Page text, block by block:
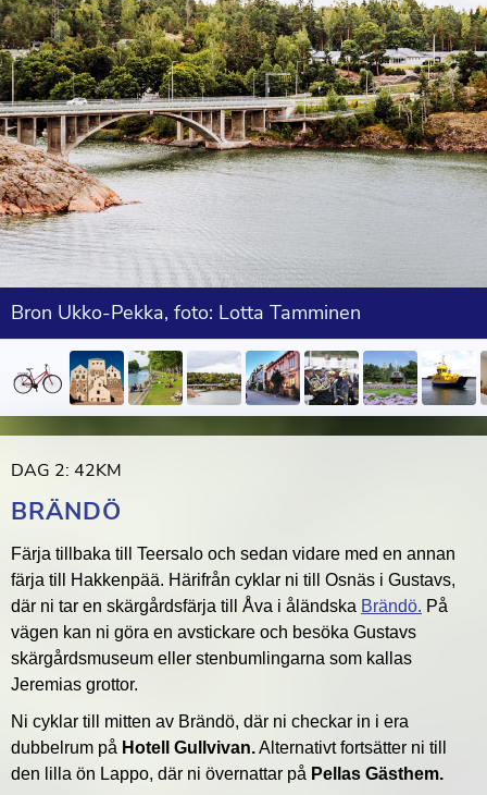
Bron Ukko-Pekka, foto: Lotta Tamminen
DAG 2: 42KM
BRÄNDÖ
Färja tillbaka till Teersalo och sedan vidare med en annan
färja till Hakkenpää. Härifrån cyklar ni till Osnäs i Gustavs,
där ni tar en skärgårdsfärja till Åva i åländska Brändö. På
vägen kan ni göra en avstickare och besöka Gustavs
skärgårdsmuseum eller stenbumlingarna som kallas
Jeremias grottor.
Ni cyklar till mitten av Brändö, där ni checkar in i era
dubbelrum på Hotell Gullvivan.Alternativt fortsätter ni till
den lilla ön Lappo, där ni övernattar på Pellas Gästhem.